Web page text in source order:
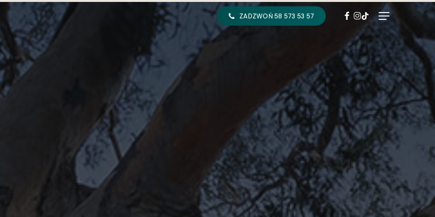
ZADZWOŃ 58 573 53 57 Menu
FACEBOOK
INSTAGRAM
TIKTOK